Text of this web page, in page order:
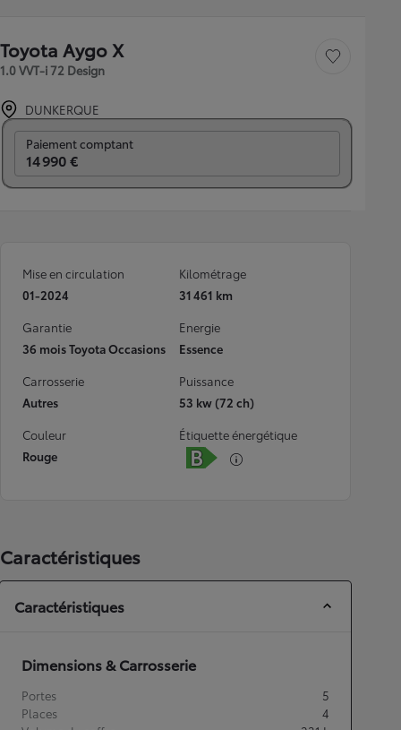
Toyota Aygo X
1.0 VVT-i 72 Design
Sauvegarder le
DUNKERQUE
Paiement comptant
14 990 €
Mise en circulation
01-2024
Kilométrage
31 461 km
Garantie
36 mois Toyota Occasions
Energie
Essence
Carrosserie
Autres
Puissance
53 kw (72 ch)
Couleur
Rouge
Étiquette énergétique
Caractéristiques
Caractéristiques
Dimensions & Carrosserie
Portes
5
Places
4